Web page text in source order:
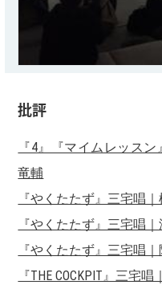
批評
『4』『マイムレッス
竜輔
『やくたたず』三宅唱
『やくたたず』三宅唱
『やくたたず』三宅唱
『THE COCKPIT』三宅